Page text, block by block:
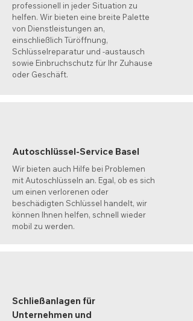
professionell in jeder Situation zu
helfen. Wir bieten eine breite Palette
von Dienstleistungen an,
einschließlich Türöffnung,
Schlüsselreparatur und -austausch
sowie Einbruchschutz für Ihr Zuhause
oder Geschäft.
Autoschlüssel-Service Basel
Wir bieten auch Hilfe bei Problemen
mit Autoschlüsseln an. Egal, ob es sich
um einen verlorenen oder
beschädigten Schlüssel handelt, wir
können Ihnen helfen, schnell wieder
mobil zu werden.
Schließanlagen für
Unternehmen und